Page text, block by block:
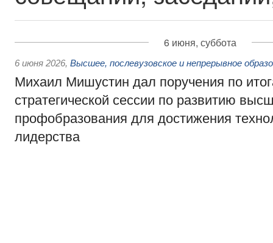
6 июня, суббота
6 июня 2026, Высшее, послевузовское и непрерывное
Михаил Мишустин дал поручения по
стратегической сессии по развитию
профобразования для достижения
лидерства